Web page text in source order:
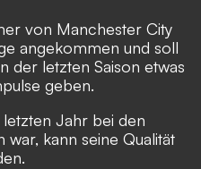
von Manchester City
angekommen und soll
der letzten Saison etwas
geben.
Jahr bei den
war, kann seine Qualität